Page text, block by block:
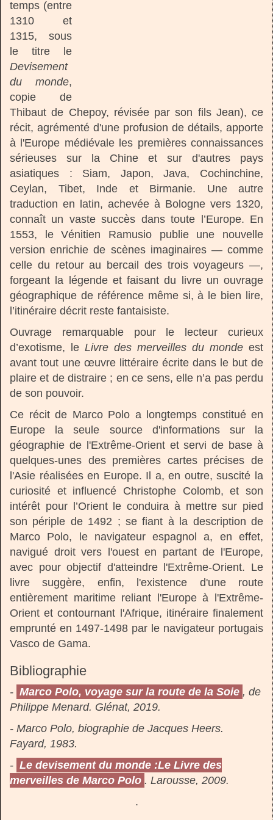
temps (entre
1310 et
1315, sous
le titre le
Devisement
du monde,
copie de
Thibaut de Chepoy, révisée par son fils Jean), ce
récit, agrémenté d'une profusion de détails, apporte
à l'Europe médiévale les premières connaissances
sérieuses sur la Chine et sur d'autres pays
asiatiques : Siam, Japon, Java, Cochinchine,
Ceylan, Tibet, Inde et Birmanie. Une autre
traduction en latin, achevée à Bologne vers 1320,
connaît un vaste succès dans toute l’Europe. En
1553, le Vénitien Ramusio publie une nouvelle
version enrichie de scènes imaginaires — comme
celle du retour au bercail des trois voyageurs —,
forgeant la légende et faisant du livre un ouvrage
géographique de référence même si, à le bien lire,
l’itinéraire décrit reste fantaisiste.
Ouvrage remarquable pour le lecteur curieux
d’exotisme, le Livre des merveilles du monde est
avant tout une œuvre littéraire écrite dans le but de
plaire et de distraire ; en ce sens, elle n’a pas perdu
de son pouvoir.
Ce récit de Marco Polo a longtemps constitué en
Europe la seule source d'informations sur la
géographie de l'Extrême-Orient et servi de base à
quelques-unes des premières cartes précises de
l'Asie réalisées en Europe. Il a, en outre, suscité la
curiosité et influencé Christophe Colomb, et son
intérêt pour l’Orient le conduira à mettre sur pied
son périple de 1492 ; se fiant à la description de
Marco Polo, le navigateur espagnol a, en effet,
navigué droit vers l'ouest en partant de l'Europe,
avec pour objectif d'atteindre l'Extrême-Orient. Le
livre suggère, enfin, l'existence d'une route
entièrement maritime reliant l'Europe à l'Extrême-
Orient et contournant l'Afrique, itinéraire finalement
emprunté en 1497-1498 par le navigateur portugais
Vasco de Gama.
Bibliographie
- Marco Polo, voyage sur la route de la Soie , de
Philippe Menard. Glénat, 2019.
- Marco Polo, biographie de Jacques Heers.
Fayard, 1983.
- Le devisement du monde :Le Livre des
merveilles de Marco Polo . Larousse, 2009.
.